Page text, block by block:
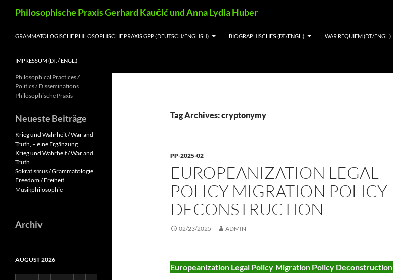
Philosophische Praxis Gerhard Kaučić und Anna Lydia Huber
GRAMMATOLOGISCHE PHILOSOPHISCHE PRAXIS GPP (DEUTSCH/ENGLISH) BIOGRAPHISCHES (DT./ENGL.) WAR REQUIEM (DT./ENGL.)
IMPRESSUM (DT. / ENGL.)
Tag Archives: cryptonymy
PP-2025-02
EUROPEANIZATION LEGAL
POLICY MIGRATION POLICY
DECONSTRUCTION
02/23/2025 ADMIN
Europeanization Legal Policy Migration Policy Deconstruction
Philosophical Practices /
Politics / Disseminations
Philosophische Praxis
Neueste Beiträge
Krieg und Wahrheit / War and
Truth, – eine Ergänzung
Krieg und Wahrheit / War and
Truth
Sokratismus / Grammatologie
Freedom / Freiheit
Musikphilosophie
Archiv
AUGUST 2026